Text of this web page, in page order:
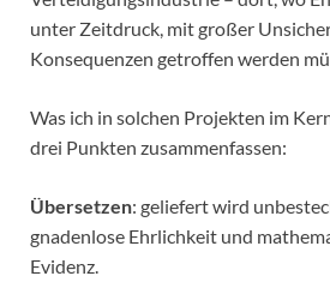
unter Zeitdruck, mit großer
Konsequenzen getroffen werden
Was ich in solchen Projekten im
drei Punkten zusammenfassen:
Übersetzen: geliefert wird
gnadenlose Ehrlichkeit und
Evidenz.